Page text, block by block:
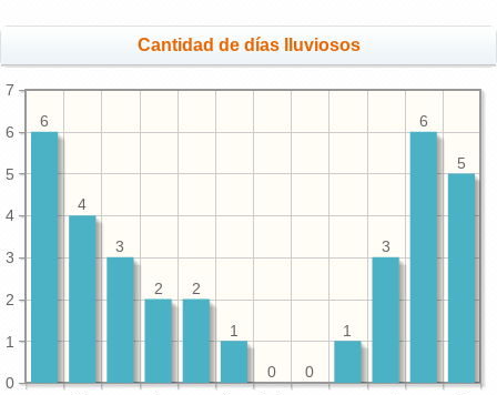
Cantidad de días lluviosos
0
1
2
3
4
5
6
7
5
6
3
1
0
0
1
2
2
3
4
6